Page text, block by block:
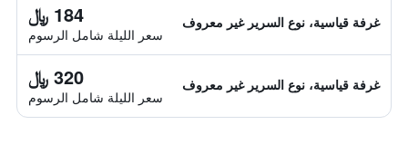
غرفة قياسية، نوع السرير غير معروف 184 ﷼
سعر الليلة شامل الرسوم
غرفة قياسية، نوع السرير غير معروف 320 ﷼
سعر الليلة شامل الرسوم